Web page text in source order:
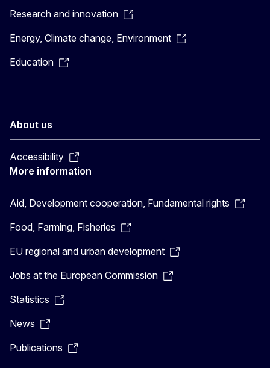
Research and innovation
Energy, Climate change, Environment
Education
About us
Accessibility
More information
Aid, Development cooperation, Fundamental rights
Food, Farming, Fisheries
EU regional and urban development
Jobs at the European Commission
Statistics
News
Publications